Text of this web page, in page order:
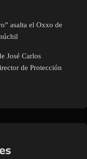
asalta el Oxxo de
José Carlos
de Protección